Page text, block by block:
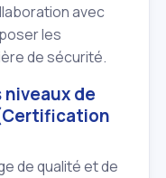
avec
les
de sécurité.
de
de qualité et de